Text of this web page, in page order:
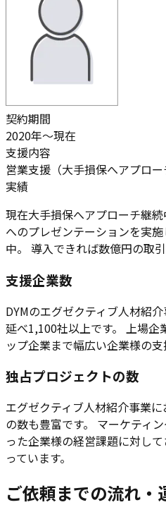
契約期間
2020年～現在
支援内容
営業支援（大手損保へアプロー
実績
現在大手損保へアプローチ継
へのプレゼンテーションを実
中。 導入できれば数億円の取
支援企業数
DYMのエグゼクティブ人材紹
延べ1,100社以上です。 上場
ップ企業まで幅広い企業様の支
独占プロジェクトの数
エグゼクティブ人材紹介事業
の数も豊富です。 マーケティ
った企業様の経営課題に対し
っています。
ご依頼までの流れ・